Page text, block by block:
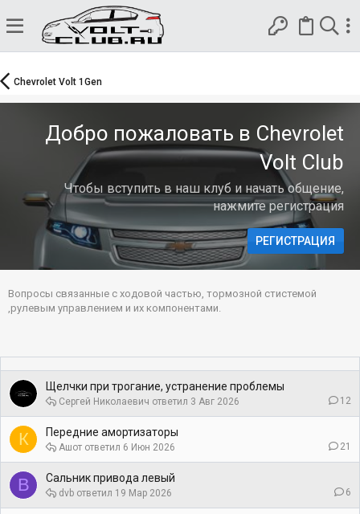
Chevrolet Volt 1Gen
Добро пожаловать в Chevrolet
Volt Club
Чтобы вступить в наш клуб и начать общение,
нажмите регистрация
РЕГИСТРАЦИЯ
Вопросы связанные с ходовой частью, тормозной стистемой
,рулевым управлением и их компонентами.
Щелчки при трогание, устранение проблемы
12
3 Авг 2026
Сергей Николаевич
К Передние амортизаторы
21
6 Июн 2026
Ашот
В Сальник привода левый
6
19 Мар 2026
dvb